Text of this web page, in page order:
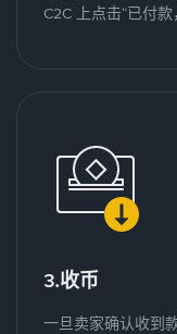
C2C 上点击“已付款
3.收币
一旦卖家确认收到